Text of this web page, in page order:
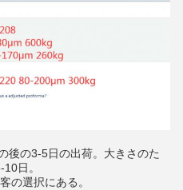
後の3-5日の出荷。大きさのた
日。
の選択にある。